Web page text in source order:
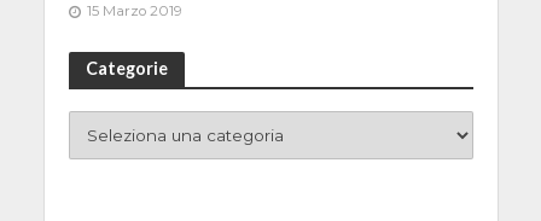
15 Marzo 2019
Categorie